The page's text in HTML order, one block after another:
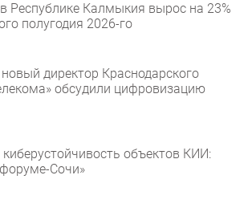
Республике Калмыкия вырос на 23%
полугодия 2026-го
директор Краснодарского
обсудили цифровизацию
киберустойчивость объектов КИИ:
Сочи»